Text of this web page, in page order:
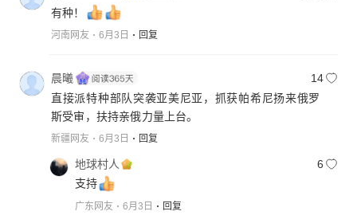
有种！
河南网友 6月3日 回复
晨曦
14
直接派特种部队突袭亚美尼亚，抓获帕希尼扬来俄罗
斯受审，扶持亲俄力量上台。
新疆网友 6月3日 回复
地球村人
6
支持
广东网友 6月3日 回复